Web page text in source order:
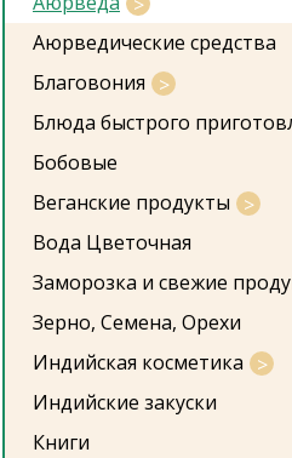
Аюрведические средства
Благовония
Блюда быстрого
Бобовые
Веганские продукты
Вода Цветочная
Заморозка и свежие
Зерно, Семена, Орехи
Индийская косметика
Индийские закуски
Книги